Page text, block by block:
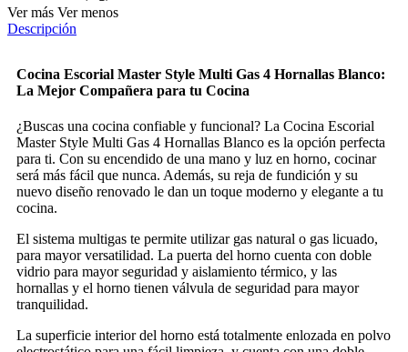
Ver más Ver menos
Descripción
Cocina Escorial Master Style Multi Gas 4 Hornallas Blanco:
La Mejor Compañera para tu Cocina
¿Buscas una cocina confiable y funcional? La Cocina Escorial
Master Style Multi Gas 4 Hornallas Blanco es la opción perfecta
para ti. Con su encendido de una mano y luz en horno, cocinar
será más fácil que nunca. Además, su reja de fundición y su
nuevo diseño renovado le dan un toque moderno y elegante a tu
cocina.
El sistema multigas te permite utilizar gas natural o gas licuado,
para mayor versatilidad. La puerta del horno cuenta con doble
vidrio para mayor seguridad y aislamiento térmico, y las
hornallas y el horno tienen válvula de seguridad para mayor
tranquilidad.
La superficie interior del horno está totalmente enlozada en polvo